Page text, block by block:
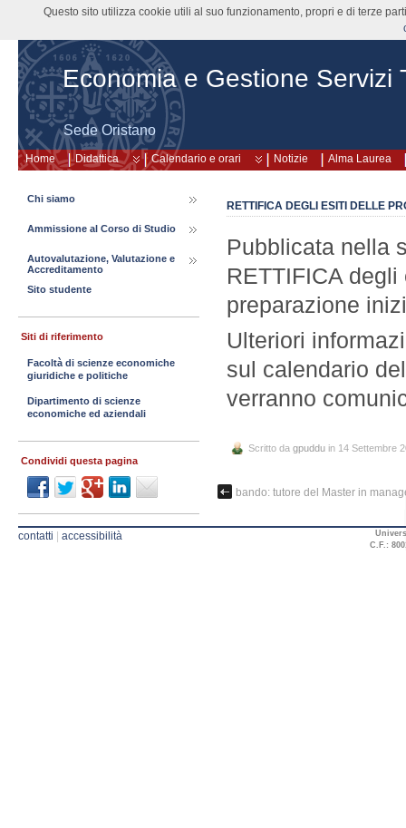
Economia e Gestione Servizi
Sede Oristano
Home Didattica Calendario e orari Notizie Alma Laurea
RETTIFICA DEGLI ESITI DELLE
Pubblicata nella
RETTIFICA
preparazione
Ulteriori
sul calendario
verranno
Scritto da gpuddu in 14 Settembre
bando: tutore del Master in
Chi siamo
Ammissione al Corso di Studio
Autovalutazione, Valutazione e
Accreditamento
Sito studente
Siti di riferimento
Facoltà di scienze economiche
giuridiche e politiche
Dipartimento di scienze
economiche ed aziendali
Condividi questa pagina
contatti | accessibilità
C.F.:
Questo sito utilizza cookie utili al suo funzionamento, propri e di terze